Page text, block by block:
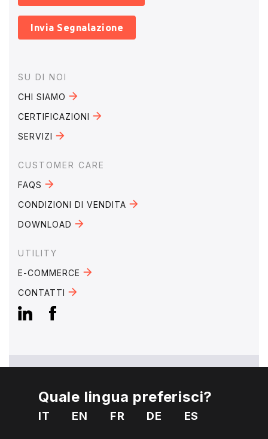
Invia Segnalazione
Footer
SU DI NOI
CHI SIAMO
CERTIFICAZIONI
SERVIZI
CUSTOMER CARE
FAQS
CONDIZIONI DI VENDITA
DOWNLOAD
UTILITY
E-COMMERCE
CONTATTI
EMAIL:
mebra@mebra.it
TELEFONO: +39 0331 344005
Quale lingua preferisci?
IT EN FR DE ES